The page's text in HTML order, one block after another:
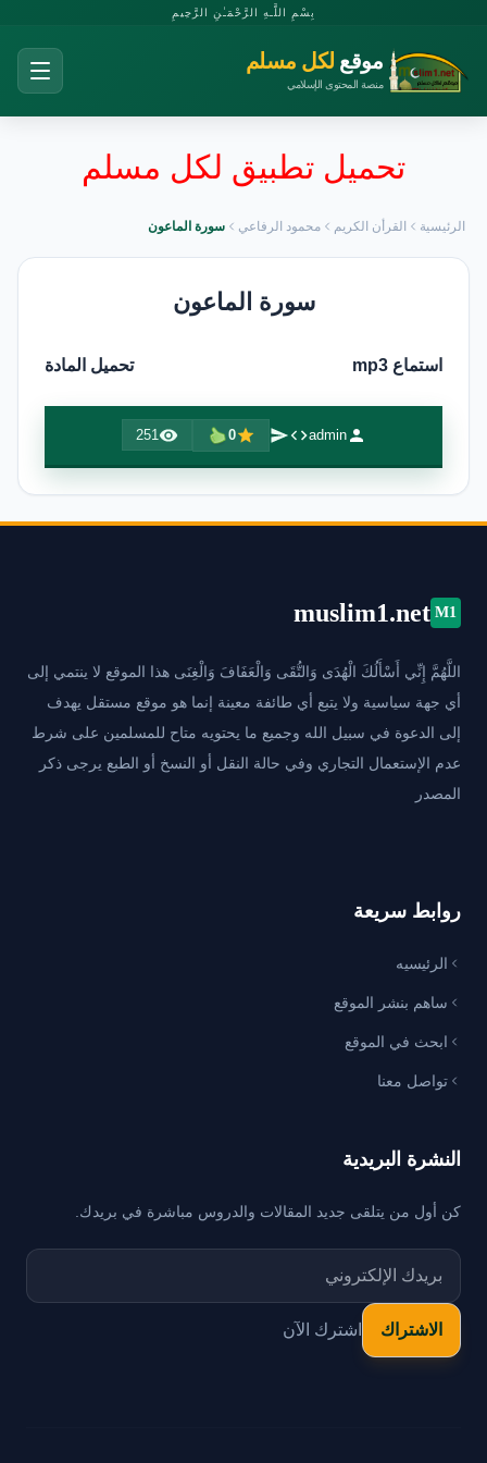
بِسْمِ اللَّـهِ الرَّحْمَـٰنِ الرَّحِيمِ
موقع لكل مسلم
منصة المحتوى الإسلامي
تحميل تطبيق لكل مسلم
الرئيسية القرأن الكريم محمود الرفاعي سورة الماعون
سورة الماعون
استماع mp3 تحميل المادة
admin
0
251
M1
muslim1.net
اللَّهُمَّ إِنِّي أَسْأَلُكَ الْهُدَى وَالتُّقَى وَالْعَفَافَ وَالْغِنَى هذا الموقع لا ينتمي إلى
أي جهة سياسية ولا يتبع أي طائفة معينة إنما هو موقع مستقل يهدف
إلى الدعوة في سبيل الله وجميع ما يحتويه متاح للمسلمين على شرط
عدم الإستعمال التجاري وفي حالة النقل أو النسخ أو الطبع يرجى ذكر
المصدر
روابط سريعة
الرئيسيه
ساهم بنشر الموقع
ابحث في الموقع
تواصل معنا
النشرة البريدية
كن أول من يتلقى جديد المقالات والدروس مباشرة في بريدك.
اشترك الآن